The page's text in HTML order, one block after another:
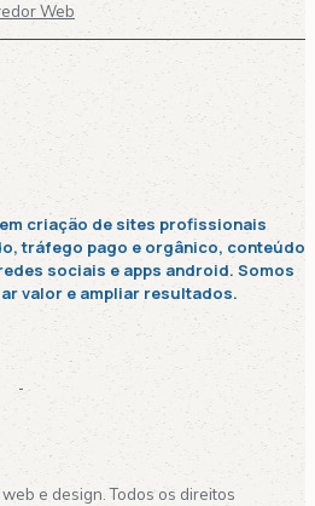
Web
criação de sites profissionais
tráfego pago e orgânico, conteúdo
sociais e apps android. Somos
valor e ampliar resultados.
e design. Todos os direitos